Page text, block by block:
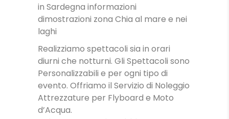
LEZIONI
in Sardegna informazioni
dimostrazioni zona Chia al mare e nei
laghi
Realizziamo spettacoli sia in orari
diurni che notturni. Gli Spettacoli sono
Personalizzabili e per ogni tipo di
evento. Offriamo il Servizio di Noleggio
Attrezzature per Flyboard e Moto
d’Acqua.